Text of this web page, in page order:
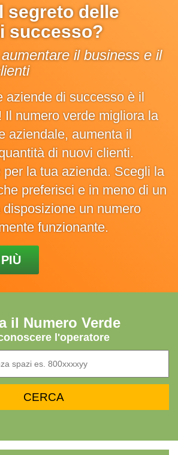
segreto delle
successo?
il business e il
aziende di successo è il
Il numero verde migliora la
aziendale, aumenta il
di nuovi clienti.
la tua azienda. Scegli la
preferisci e in meno di un
un numero
funzionante.
il Numero Verde
l'operatore